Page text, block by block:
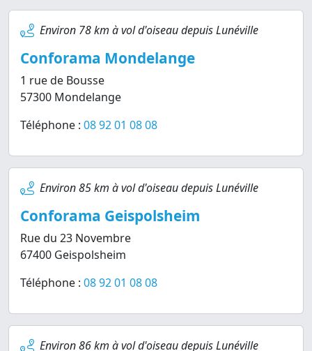
Environ 78 km à vol d'oiseau depuis Lunéville
Conforama Mondelange
1 rue de Bousse
57300 Mondelange
Téléphone : 08 92 01 08 08
Environ 85 km à vol d'oiseau depuis Lunéville
Conforama Geispolsheim
Rue du 23 Novembre
67400 Geispolsheim
Téléphone : 08 92 01 08 08
Environ 86 km à vol d'oiseau depuis Lunéville